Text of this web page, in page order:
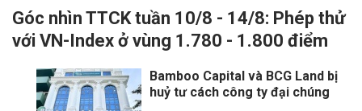
Góc nhìn TTCK tuần 10/8 - 14/8: Phép thử
với VN-Index ở vùng 1.780 - 1.800 điểm
Bamboo Capital và BCG Land bị
huỷ tư cách công ty đại chúng